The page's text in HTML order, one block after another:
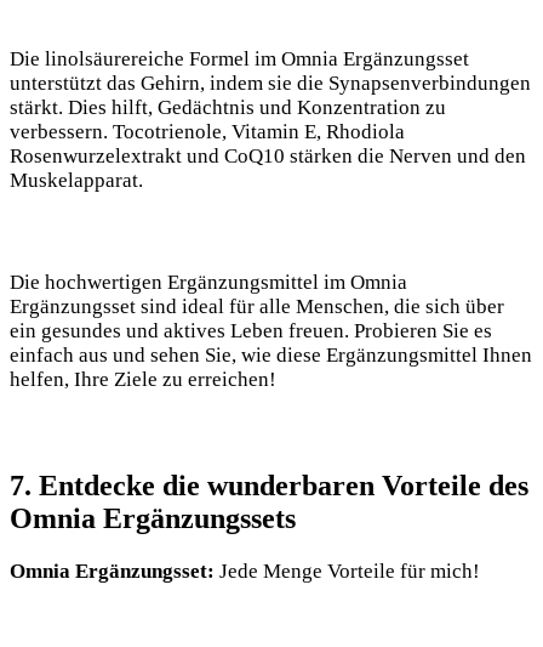
Die linolsäurereiche Formel im Omnia Ergänzungsset
unterstützt das Gehirn, indem sie die Synapsenverbindungen
stärkt. Dies hilft, Gedächtnis und Konzentration zu
verbessern. Tocotrienole, Vitamin E, Rhodiola
Rosenwurzelextrakt und CoQ10 stärken die Nerven und den
Muskelapparat.
Die hochwertigen Ergänzungsmittel im Omnia
Ergänzungsset sind ideal für alle Menschen, die sich über
ein gesundes und aktives Leben freuen. Probieren Sie es
einfach aus und sehen Sie, wie diese Ergänzungsmittel Ihnen
helfen, Ihre Ziele zu erreichen!
7. Entdecke die wunderbaren Vorteile des
Omnia Ergänzungssets
Omnia Ergänzungsset: Jede Menge Vorteile für mich!